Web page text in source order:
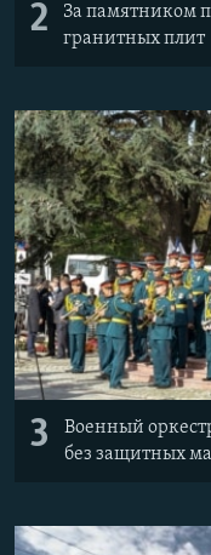
2
За памятником
гранитных плит
3
Военный
без защитных